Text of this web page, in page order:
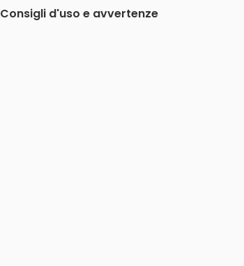
Consigli d'uso e avvertenze